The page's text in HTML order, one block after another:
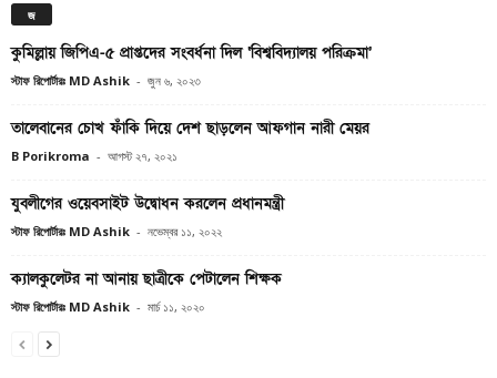
জ
কুমিল্লায় জিপিএ-৫ প্রাপ্তদের সংবর্ধনা দিল ‘বিশ্ববিদ্যালয় পরিক্রমা’
স্টাফ রিপোর্টারঃ MD Ashik - জুন ৬, ২০২৩
তালেবানের চোখ ফাঁকি দিয়ে দেশ ছাড়লেন আফগান নারী মেয়র
B Porikroma - আগস্ট ২৭, ২০২১
যুবলীগের ওয়েবসাইট উদ্বোধন করলেন প্রধানমন্ত্রী
স্টাফ রিপোর্টারঃ MD Ashik - নভেম্বর ১১, ২০২২
ক্যালকুলেটর না আনায় ছাত্রীকে পেটালেন শিক্ষক
স্টাফ রিপোর্টারঃ MD Ashik - মার্চ ১১, ২০২০